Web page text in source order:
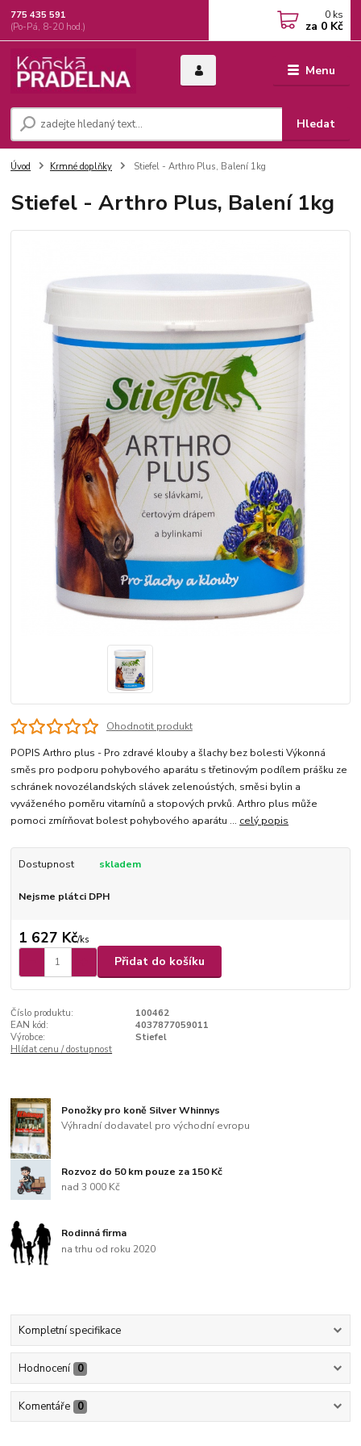
Menu
Hledat
775 435 591
(Po-Pá, 8-20 hod.)
0 ks
za 0 Kč
Úvod Krmné doplňky Stiefel - Arthro Plus, Balení 1kg
Stiefel - Arthro Plus, Balení 1kg
Ohodnotit produkt
POPIS Arthro plus - Pro zdravé klouby a šlachy bez bolesti Výkonná
směs pro podporu pohybového aparátu s třetinovým podílem prášku ze
schránek novozélandských slávek zelenoústých, směsi bylin a
vyváženého poměru vitamínů a stopových prvků. Arthro plus může
pomoci zmírňovat bolest pohybového aparátu ... celý popis
Dostupnost skladem
Nejsme plátci DPH
1 627 Kč/ks
Přidat do košíku
Číslo produktu:
100462
EAN kód:
4037877059011
Výrobce:
Stiefel
Hlídat cenu / dostupnost
Ponožky pro koně Silver Whinnys
Výhradní dodavatel pro východní evropu
Rozvoz do 50 km pouze za 150 Kč
nad 3 000 Kč
Rodinná firma
na trhu od roku 2020
Kompletní specifikace
Hodnocení 0
Komentáře 0